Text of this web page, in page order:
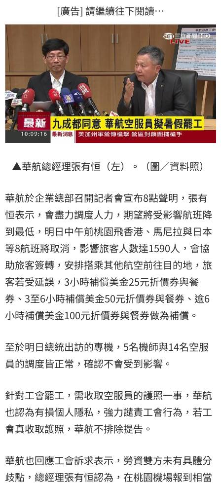
[廣告] 請繼續往下閱讀…
▲華航總經理張有恒（左）。（圖／資料照）
華航於企業總部召開記者會宣布8點聲明，張有
恒表示，會盡力調度人力，期望將受影響航班降
到最低，明日中午前桃園飛香港、馬尼拉與日本
等8航班將取消，影響旅客人數達1590人，會協
助旅客簽轉，安排搭乘其他航空前往目的地，旅
客若受延誤，3小時補償美金25元折價券與餐
券、3至6小時補償美金50元折價券與餐券、逾6
小時補償美金100元折價券與餐券做為補償。
至於明日總統出訪的專機，5名機師與14名空服
員的調度皆正常，確認不會受到影響。
針對工會罷工，需收取空服員的護照一事，華航
也認為有損個人隱私，強力譴責工會行為，若工
會真收取護照，華航不排除提告。
華航也回應工會訴求表示，勞資雙方未有具體分
歧點，總經理張有恒認為，在桃園機場報到相當